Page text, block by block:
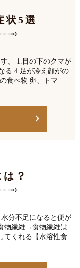
状5選
。 1.目の下のクマが
る 4.足が冷え顔がの
食べ物 卵、トマ
？
分不足になると便が
物繊維→食物繊維は
てくれる【水溶性食